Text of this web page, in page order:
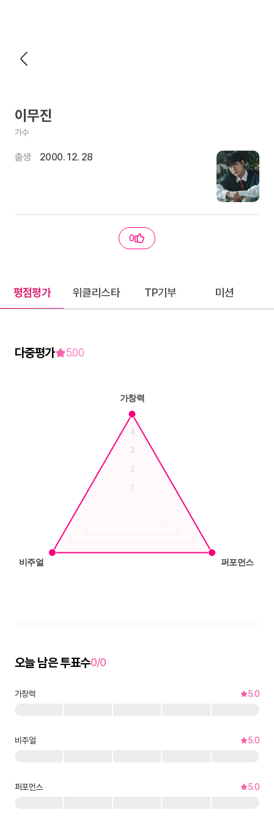
이무진
가수
출생 2000. 12. 28
0
평점평가 위클리스타 TP기부 미션
다중평가 5.00
오늘 남은 투표수0/0
가창력 5.0
비주얼 5.0
퍼포먼스 5.0